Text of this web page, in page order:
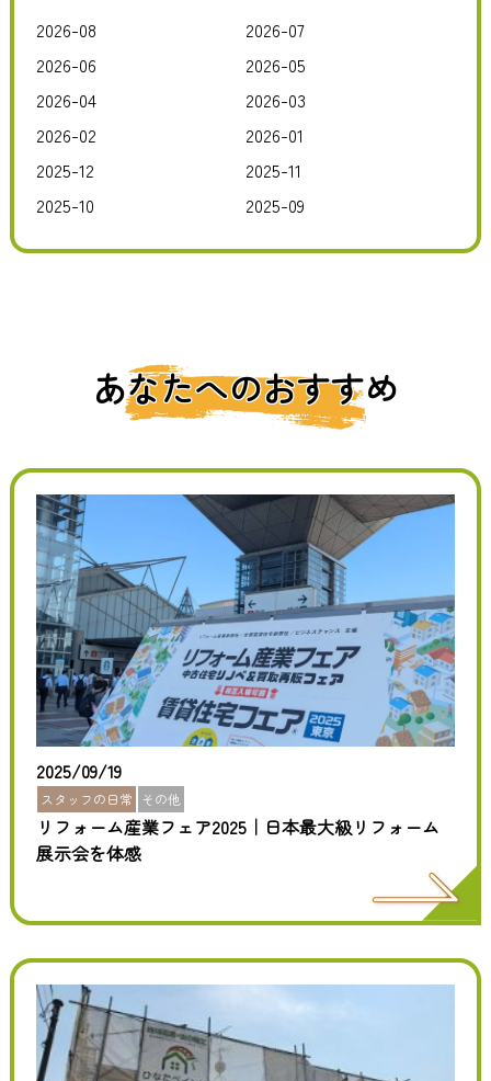
2026-08
2026-07
2026-06
2026-05
2026-04
2026-03
2026-02
2026-01
2025-12
2025-11
2025-10
2025-09
あなたへのおすすめ
2025/09/19
スタッフの日常 その他
リフォーム産業フェア2025｜日本最大級リフォーム
展示会を体感